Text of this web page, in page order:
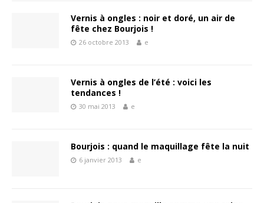
Vernis à ongles : noir et doré, un air de
fête chez Bourjois !
26 octobre 2013 e
Vernis à ongles de l’été : voici les
tendances !
30 mai 2013 e
Bourjois : quand le maquillage fête la nuit
6 janvier 2013 e